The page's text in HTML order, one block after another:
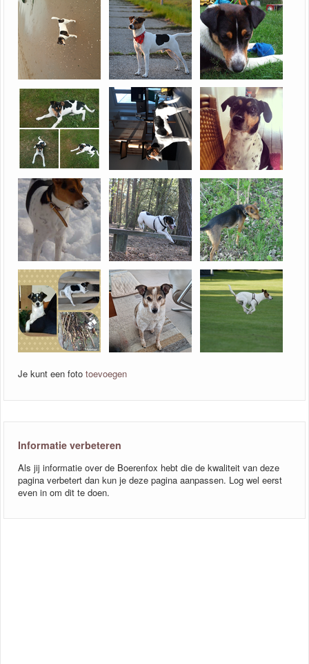
Je kunt een foto toevoegen
Informatie verbeteren
Als jij informatie over de Boerenfox hebt die de kwaliteit van deze
pagina verbetert dan kun je deze pagina aanpassen. Log wel eerst
even in om dit te doen.